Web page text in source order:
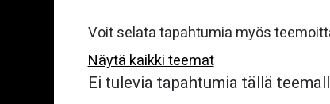
Yrityskauppa ja omistajanvaihdos
Pohjois-Karjalan Yrityskummit ja
Voit selata tapahtumia myös
Näytä kaikki teemat
Ei tulevia tapahtumia tällä